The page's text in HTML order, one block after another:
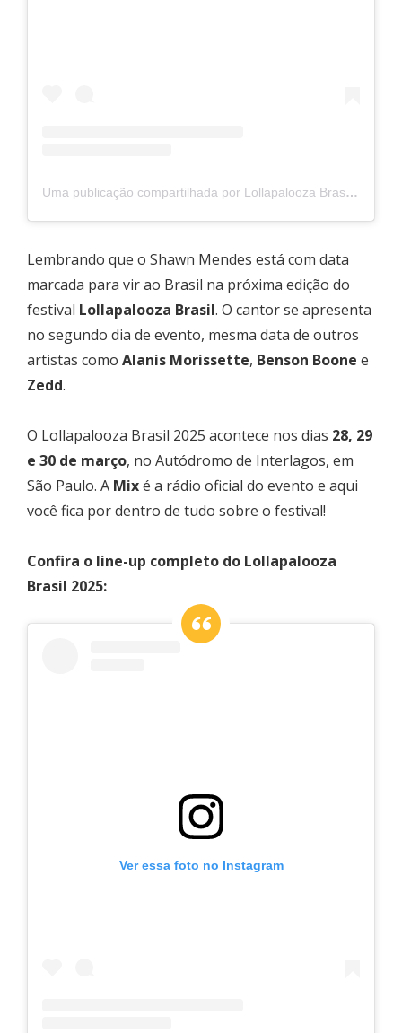
Uma publicação compartilhada por Lollapalooza Brasil (@lollapaloozabr)
Lembrando que o Shawn Mendes está com data
marcada para vir ao Brasil na próxima edição do
festival Lollapalooza Brasil. O cantor se apresenta
no segundo dia de evento, mesma data de outros
artistas como Alanis Morissette, Benson Boone e
Zedd.
O Lollapalooza Brasil 2025 acontece nos dias 28, 29
e 30 de março, no Autódromo de Interlagos, em
São Paulo. A Mixé a rádio oficial do evento e aqui
você fica por dentro de tudo sobre o festival!
Confira o line-up completo do Lollapalooza
Brasil 2025:
Ver essa foto no Instagram